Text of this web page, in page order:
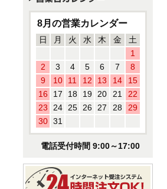
8月の営業カレンダー
日 月 火 水 木 金
土
1
2
3 4 5 6 7
8
9
10 11 12 13 14
15
16
17 18 19 20 21
22
23
24 25 26 27 28
29
30 31
電話受付時間 9:00～17:00